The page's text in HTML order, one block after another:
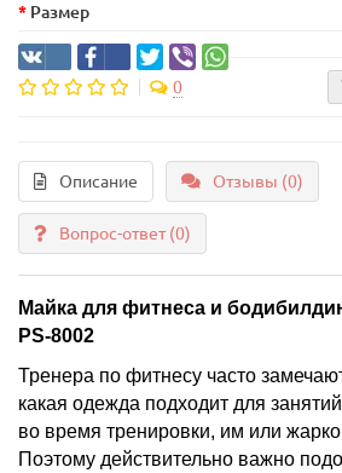
Размер
0
Описание Отзывы (0)
Вопрос-ответ(0)
Майка для фитнеса и
PS-8002
Тренера по фитнесу часто
какая одежда подходит для
во время тренировки, им или
Поэтому действительно важно